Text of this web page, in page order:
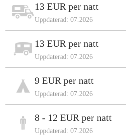
13 EUR per natt
Uppdaterad: 07.2026
13 EUR per natt
Uppdaterad: 07.2026
9 EUR per natt
Uppdaterad: 07.2026
8 - 12 EUR per natt
Uppdaterad: 07.2026